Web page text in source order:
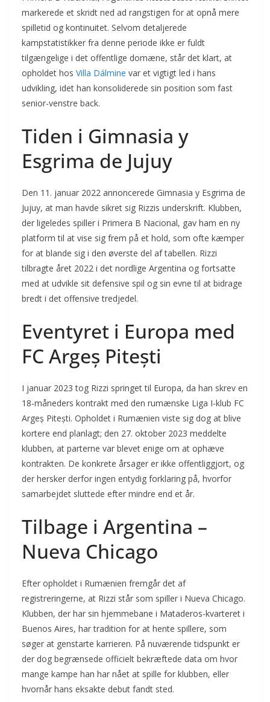
markerede et skridt ned ad rangstigen for at opnå mere
spilletid og kontinuitet. Selvom detaljerede
kampstatistikker fra denne periode ikke er fuldt
tilgængelige i det offentlige domæne, står det klart, at
opholdet hos Villa Dálmine var et vigtigt led i hans
udvikling, idet han konsoliderede sin position som fast
senior-venstre back.
Tiden i Gimnasia y
Esgrima de Jujuy
Den 11. januar 2022 annoncerede Gimnasia y Esgrima de
Jujuy, at man havde sikret sig Rizzis underskrift. Klubben,
der ligeledes spiller i Primera B Nacional, gav ham en ny
platform til at vise sig frem på et hold, som ofte kæmper
for at blande sig i den øverste del af tabellen. Rizzi
tilbragte året 2022 i det nordlige Argentina og fortsatte
med at udvikle sit defensive spil og sin evne til at bidrage
bredt i det offensive tredjedel.
Eventyret i Europa med
FC Argeș Pitești
I januar 2023 tog Rizzi springet til Europa, da han skrev en
18-måneders kontrakt med den rumænske Liga I-klub FC
Argeș Pitești. Opholdet i Rumænien viste sig dog at blive
kortere end planlagt; den 27. oktober 2023 meddelte
klubben, at parterne var blevet enige om at ophæve
kontrakten. De konkrete årsager er ikke offentliggjort, og
der hersker derfor ingen entydig forklaring på, hvorfor
samarbejdet sluttede efter mindre end et år.
Tilbage i Argentina –
Nueva Chicago
Efter opholdet i Rumænien fremgår det af
registreringerne, at Rizzi står som spiller i Nueva Chicago.
Klubben, der har sin hjemmebane i Mataderos-kvarteret i
Buenos Aires, har tradition for at hente spillere, som
søger at genstarte karrieren. På nuværende tidspunkt er
der dog begrænsede officielt bekræftede data om hvor
mange kampe han har nået at spille for klubben, eller
hvornår hans eksakte debut fandt sted.